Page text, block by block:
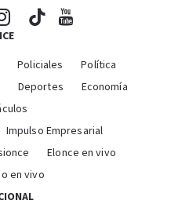
Policiales
Política
Deportes
Economía
Impulso Empresarial
Elonce en vivo
en vivo